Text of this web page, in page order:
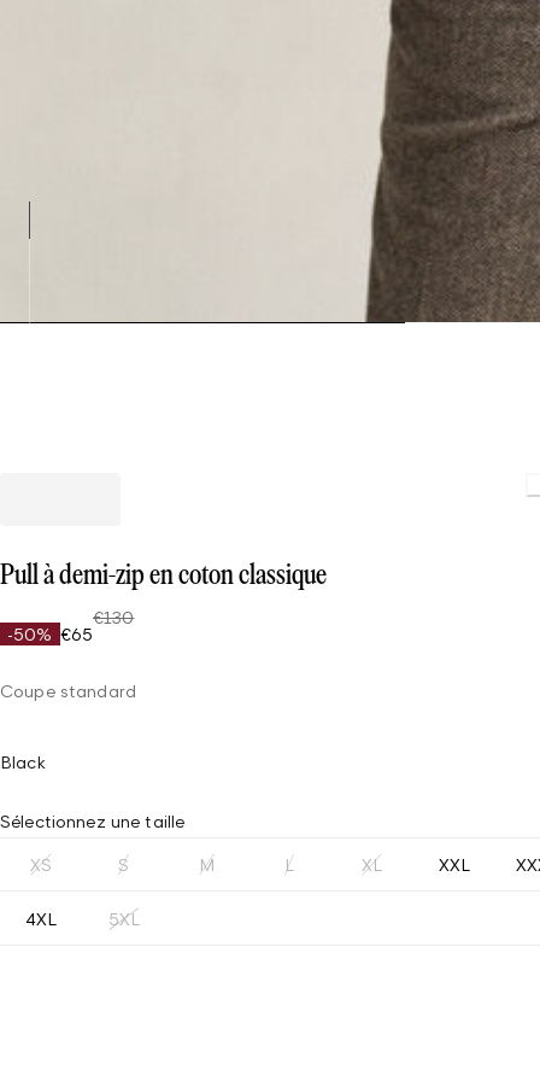
Pull à demi-zip en coton classique
-50% €65
€130
Coupe standard
Black
Sélectionnez une taille
XS S M L XL XXL
4XL 5XL